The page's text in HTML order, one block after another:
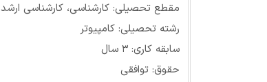
مقطع تحصیلی: کارشناسی، کارشناسی ارشد
رشته تحصیلی: کامپیوتر
سابقه کاری: ۳ سال
حقوق: توافقی